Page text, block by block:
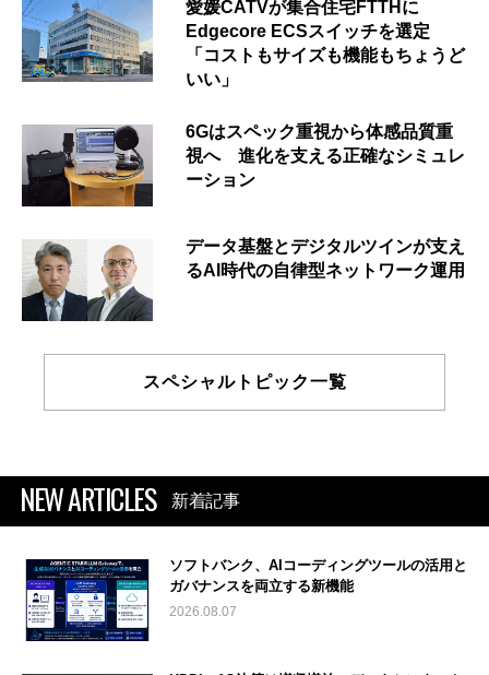
愛媛CATVが集合住宅FTTHに
Edgecore ECSスイッチを選定
「コストもサイズも機能もちょうど
いい」
6Gはスペック重視から体感品質重
視へ 進化を支える正確なシミュレ
ーション
データ基盤とデジタルツインが支え
るAI時代の自律型ネットワーク運用
スペシャルトピック一覧
NEW ARTICLES 新着記事
ソフトバンク、AIコーディングツールの活用と
ガバナンスを両立する新機能
2026.08.07